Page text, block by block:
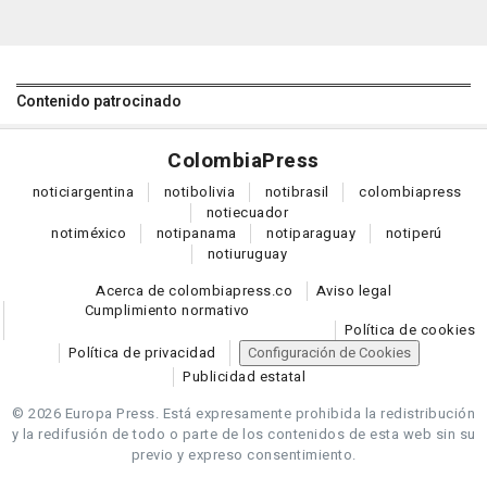
Contenido patrocinado
ColombiaPress
noticiargentina notibolivia notibrasil colombiapress
notiecuador
notiméxico notipanama notiparaguay notiperú
notiuruguay
Acerca de colombiapress.co
Aviso legal
Cumplimiento normativo
Política de cookies
Política de privacidad
Configuración de Cookies
Publicidad estatal
© 2026 Europa Press. Está expresamente prohibida la redistribución
y la redifusión de todo o parte de los contenidos de esta web sin su
previo y expreso consentimiento.